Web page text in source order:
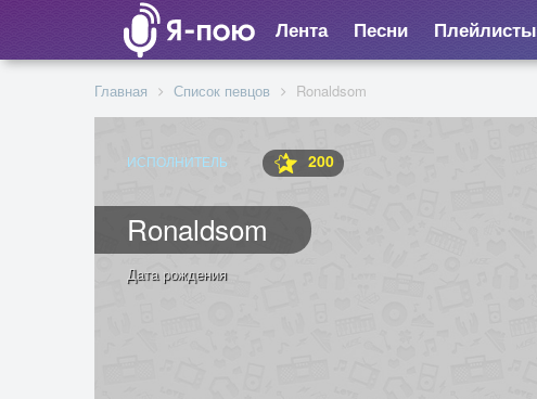
Лента Песни Плейлисты
Главная Список певцов Ronaldsom
ИСПОЛНИТЕЛЬ 200
Ronaldsom
Дата рождения